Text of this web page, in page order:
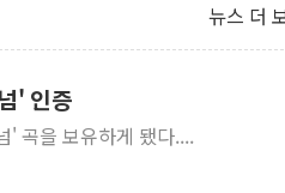
반도체주 프리뷰...美 고용 쇼크에 반
만3000명 감소 '쇼크'…9월 금리 인
3개국, 공동방위협정 체결
뉴스 더
' 인증
곡을 보유하게 됐다....